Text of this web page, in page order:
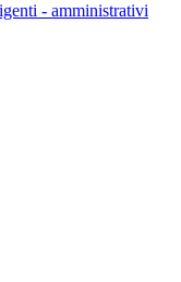
- amministrativi